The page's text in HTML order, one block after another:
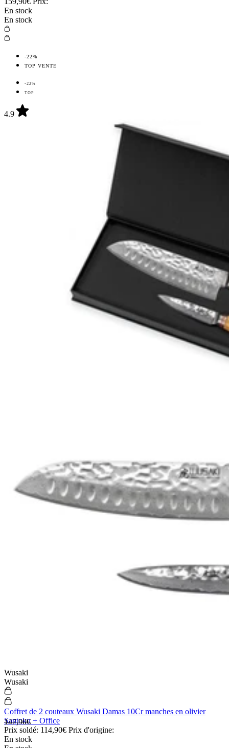
En stock
En stock
-22%
TOP VENTE
-22%
TOP
4.9
Wusaki
Wusaki
Coffret de 2 couteaux Wusaki Damas 10Cr manches en olivier
Santoku + Office
Prix soldé: 114,90€ Prix d'origine:
147,90€
En stock